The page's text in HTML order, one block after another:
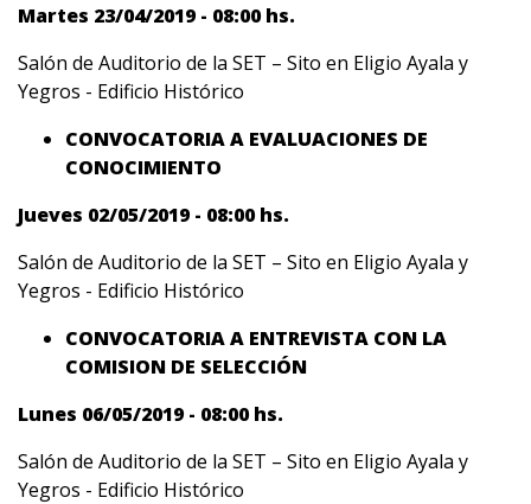
Martes 23/04/2019 - 08:00 hs.
Salón de Auditorio de la SET – Sito en Eligio Ayala y
Yegros - Edificio Histórico
CONVOCATORIA A EVALUACIONES DE
CONOCIMIENTO
Jueves 02/05/2019 - 08:00 hs.
Salón de Auditorio de la SET – Sito en Eligio Ayala y
Yegros - Edificio Histórico
CONVOCATORIA A ENTREVISTA CON LA
COMISION DE SELECCIÓN
Lunes 06/05/2019 - 08:00 hs.
Salón de Auditorio de la SET – Sito en Eligio Ayala y
Yegros - Edificio Histórico